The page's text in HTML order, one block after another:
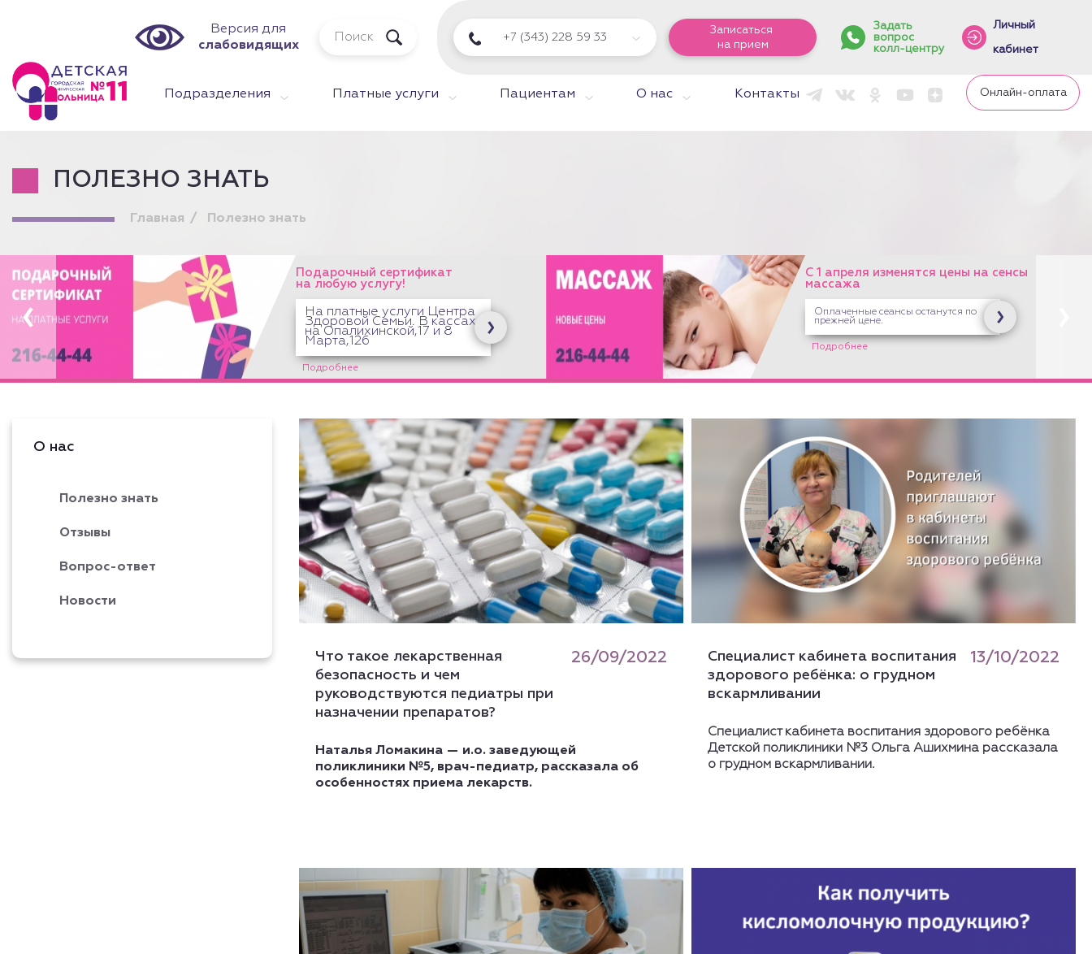
Версия для
слабовидящих
+7 (343) 228 59 33
Записаться
на прием
Задать
вопрос
колл-центру
Личный
кабинет
Подразделения Платные услуги Пациентам О нас Контакты Онлайн-оплата
ПОЛЕЗНО ЗНАТЬ
Главная Полезно знать
Подарочный сертификат
на любую услугу!
На платные услуги Центра
Здоровой Семьи. В кассах
на Опалихинской,17 и 8
Марта,126
Подробнее
С 1 апреля изменятся цены на сенсы
массажа
Оплаченные сеансы останутся по
прежней цене.
Подробнее
О нас
Полезно знать
Отзывы
Вопрос-ответ
Новости
Что такое лекарственная
безопасность и чем
руководствуются педиатры при
назначении препаратов?
26/09/2022
Наталья Ломакина — и.о. заведующей
поликлиники №5, врач-педиатр, рассказала об
особенностях приема лекарств.
Специалист кабинета воспитания
здорового ребёнка: о грудном
вскармливании
13/10/2022
Специалист кабинета воспитания здорового ребёнка
Детской поликлиники №3 Ольга Ашихмина рассказала
о грудном вскармливании.